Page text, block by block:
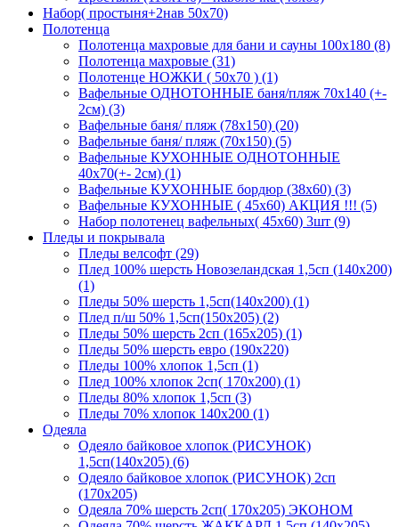
Набор( простыня+2нав 50х70)
Полотенца
Полотенца махровые для бани и сауны 100х180 (8)
Полотенца махровые (31)
Полотенце НОЖКИ ( 50х70 ) (1)
Вафельные ОДНОТОННЫЕ баня/пляж 70х140 (+-
2см) (3)
Вафельные баня/ пляж (78х150) (20)
Вафельные баня/ пляж (70х150) (5)
Вафельные КУХОННЫЕ ОДНОТОННЫЕ
40х70(+- 2см) (1)
Вафельные КУХОННЫЕ бордюр (38х60) (3)
Вафельные КУХОННЫЕ ( 45х60) АКЦИЯ !!! (5)
Набор полотенец вафельных( 45х60) 3шт (9)
Пледы и покрывала
Пледы велсофт (29)
Плед 100% шерсть Новозеландская 1,5сп (140х200)
(1)
Пледы 50% шерсть 1,5сп(140х200) (1)
Плед п/ш 50% 1,5сп(150х205) (2)
Пледы 50% шерсть 2сп (165х205) (1)
Пледы 50% шерсть евро (190х220)
Пледы 100% хлопок 1,5сп (1)
Плед 100% хлопок 2сп( 170х200) (1)
Пледы 80% хлопок 1,5сп (3)
Пледы 70% хлопок 140х200 (1)
Одеяла
Одеяло байковое хлопок (РИСУНОК)
1,5сп(140х205) (6)
Одеяло байковое хлопок (РИСУНОК) 2сп
(170х205)
Одеяла 70% шерсть 2сп( 170х205) ЭКОНОМ